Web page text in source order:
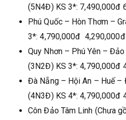
(5N4Đ) KS 3*: 7,490,000đ
Phú Quốc – Hòn Thơm –
3*: 4,790,000đ 4,290,000đ
Quy Nhơn – Phú Yên –
(3N2Đ) KS 3*: 4,790,000đ
Đà Nẵng – Hội An – Huế –
(4N3Đ) KS 4*: 4,790,000đ
Côn Đảo Tâm Linh (Chưa